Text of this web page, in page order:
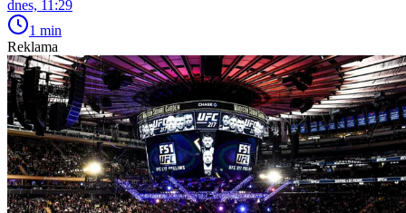
dnes, 11:29
1 min
Reklama